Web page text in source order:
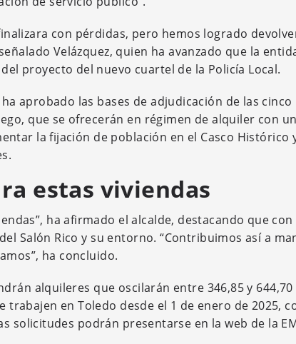
con pérdidas, pero hemos logrado
Velázquez, quien ha avanzado que la
proyecto del nuevo cuartel de la Policía Local.
aprobado las bases de adjudicación de las cinco
que se ofrecerán en régimen de alquiler con
la fijación de población en el Casco Histórico
estas viviendas
ha afirmado el alcalde, destacando que con
Salón Rico y su entorno. “Contribuimos así a
ha concluido.
alquileres que oscilarán entre 346,85 y
en Toledo desde el 1 de enero de 2025,
solicitudes podrán presentarse en la web de la